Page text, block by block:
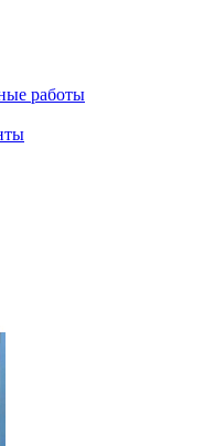
работы